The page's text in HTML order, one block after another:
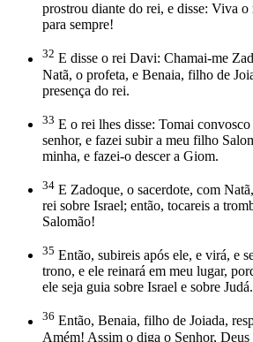
prostrou diante do rei, e disse: Viva
para sempre!
32 E disse o rei Davi: Chamai-me
Natã, o profeta, e Benaia, filho de
presença do rei.
33 E o rei lhes disse: Tomai
senhor, e fazei subir a meu filho
minha, e fazei-o descer a Giom.
34 E Zadoque, o sacerdote, com
rei sobre Israel; então, tocareis a
Salomão!
35 Então, subireis após ele, e virá, e
trono, e ele reinará em meu lugar,
ele seja guia sobre Israel e sobre Judá.
36 Então, Benaia, filho de Joiada,
Amém! Assim o diga o Senhor, Deus